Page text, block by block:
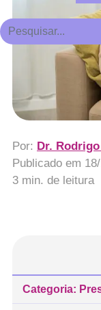
Por: Dr.
Publicado em
3 min. de leitura
Categoria: